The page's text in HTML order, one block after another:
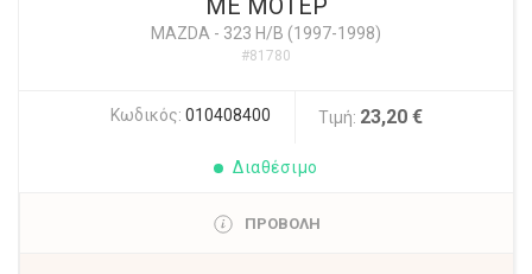
ΜΕ ΜΟΤΕΡ
MAZDA - 323 H/B (1997-1998)
#81780
Κωδικός: 010408400 Τιμή: 23,20 €
Διαθέσιμο
ΠΡΟΒΟΛΗ